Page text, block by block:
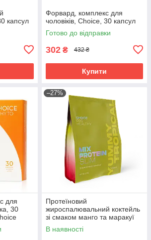
капсул
Форвард, комплекс для
чоловіків, Choice, 30 капсул
Готово до відправки
302 ₴ 432 ₴
Купити
для
30
–27%
Протеїновий
жироспалювальний коктейль
зі смаком манго та маракуї
Чойс (5 порцій) MIX PROTEIN
SLIM YUMMY TROPIC
В наявності